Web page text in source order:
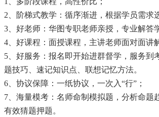
2、阶梯式教学：循序渐进，根据学员需求
3、好老师：华图专职老师亲授，专业解答
4、好课程：面授课程，主讲老师面对面讲
5、好服务：报名即开始进群督学，服务到
题技巧、速记知识点、联想记忆方法。
6、协议保障：一纸协议，一次入“行”；
7、海量模考：名师命制模拟题，分析命题
有效猜题押题。